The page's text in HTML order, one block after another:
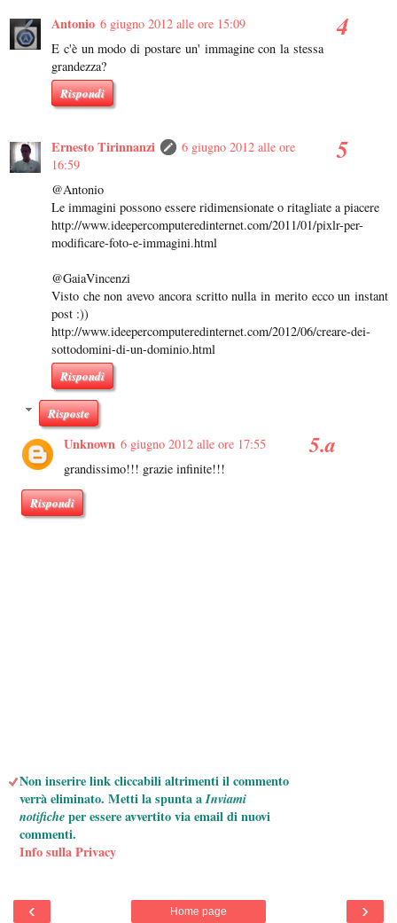
Antonio 6 giugno 2012 alle ore 15:09
E c'è un modo di postare un' immagine con la stessa
grandezza?
Rispondi
Ernesto Tirinnanzi
6 giugno 2012 alle ore
16:59
@Antonio
Le immagini possono essere ridimensionate o ritagliate a piacere
http://www.ideepercomputeredinternet.com/2011/01/pixlr-per-
modificare-foto-e-immagini.html
@GaiaVincenzi
Visto che non avevo ancora scritto nulla in merito ecco un instant
post :))
http://www.ideepercomputeredinternet.com/2012/06/creare-dei-
sottodomini-di-un-dominio.html
Rispondi
Risposte
Unknown 6 giugno 2012 alle ore 17:55
grandissimo!!! grazie infinite!!!
Rispondi
Non inserire link cliccabili altrimenti il commento
verrà eliminato. Metti la spunta aInviami
notificheper essere avvertito via email di nuovi
commenti.
Info sulla Privacy
‹ ›
Home page